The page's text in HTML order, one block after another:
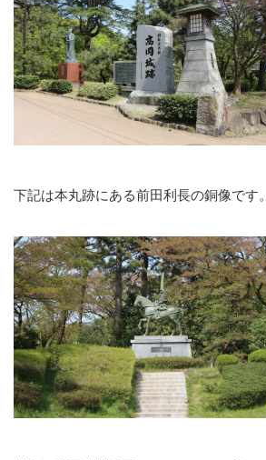
下記は本丸跡にある前田利長の銅像です。